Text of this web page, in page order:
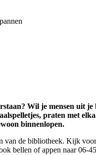
Wil je mensen uit
praten met
binnenlopen.
van de bibliotheek. Kijk
bellen of appen naar 06-